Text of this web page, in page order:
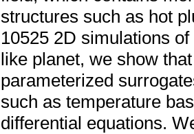
structures such as hot
10525 2D simulations
like planet, we show
parameterized
such as temperature
differential equations.